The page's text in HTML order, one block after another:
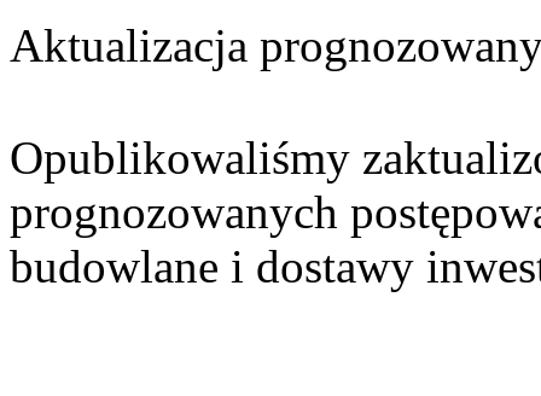
Aktualizacja
Opublikowaliśmy
prognozowanych
budowlane i dostawy